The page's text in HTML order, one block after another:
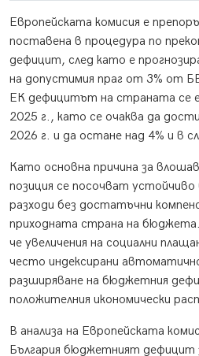
Европейската комисия е
поставена в процедура по
дефицит, след като е
на допустимия праг от 3% от
ЕК дефицитът на страната се
2025 г., като се очаква да
2026 г. и да остане над 4% и в
Като основна причина за
позиция се посочват устойчиво
разходи без достатъчни
приходната страна на
че увеличения на социални
често индексирани
разширяване на бюджетния
положителния икономически
В анализа на Европейската
България бюджетният дефицит